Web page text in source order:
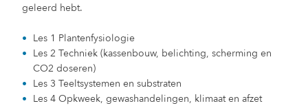
geleerd hebt.
Les 1 Plantenfysiologie
Les 2 Techniek (kassenbouw, belichting, scherming en
CO2 doseren)
Les 3 Teeltsystemen en substraten
Les 4 Opkweek, gewashandelingen, klimaat en afzet